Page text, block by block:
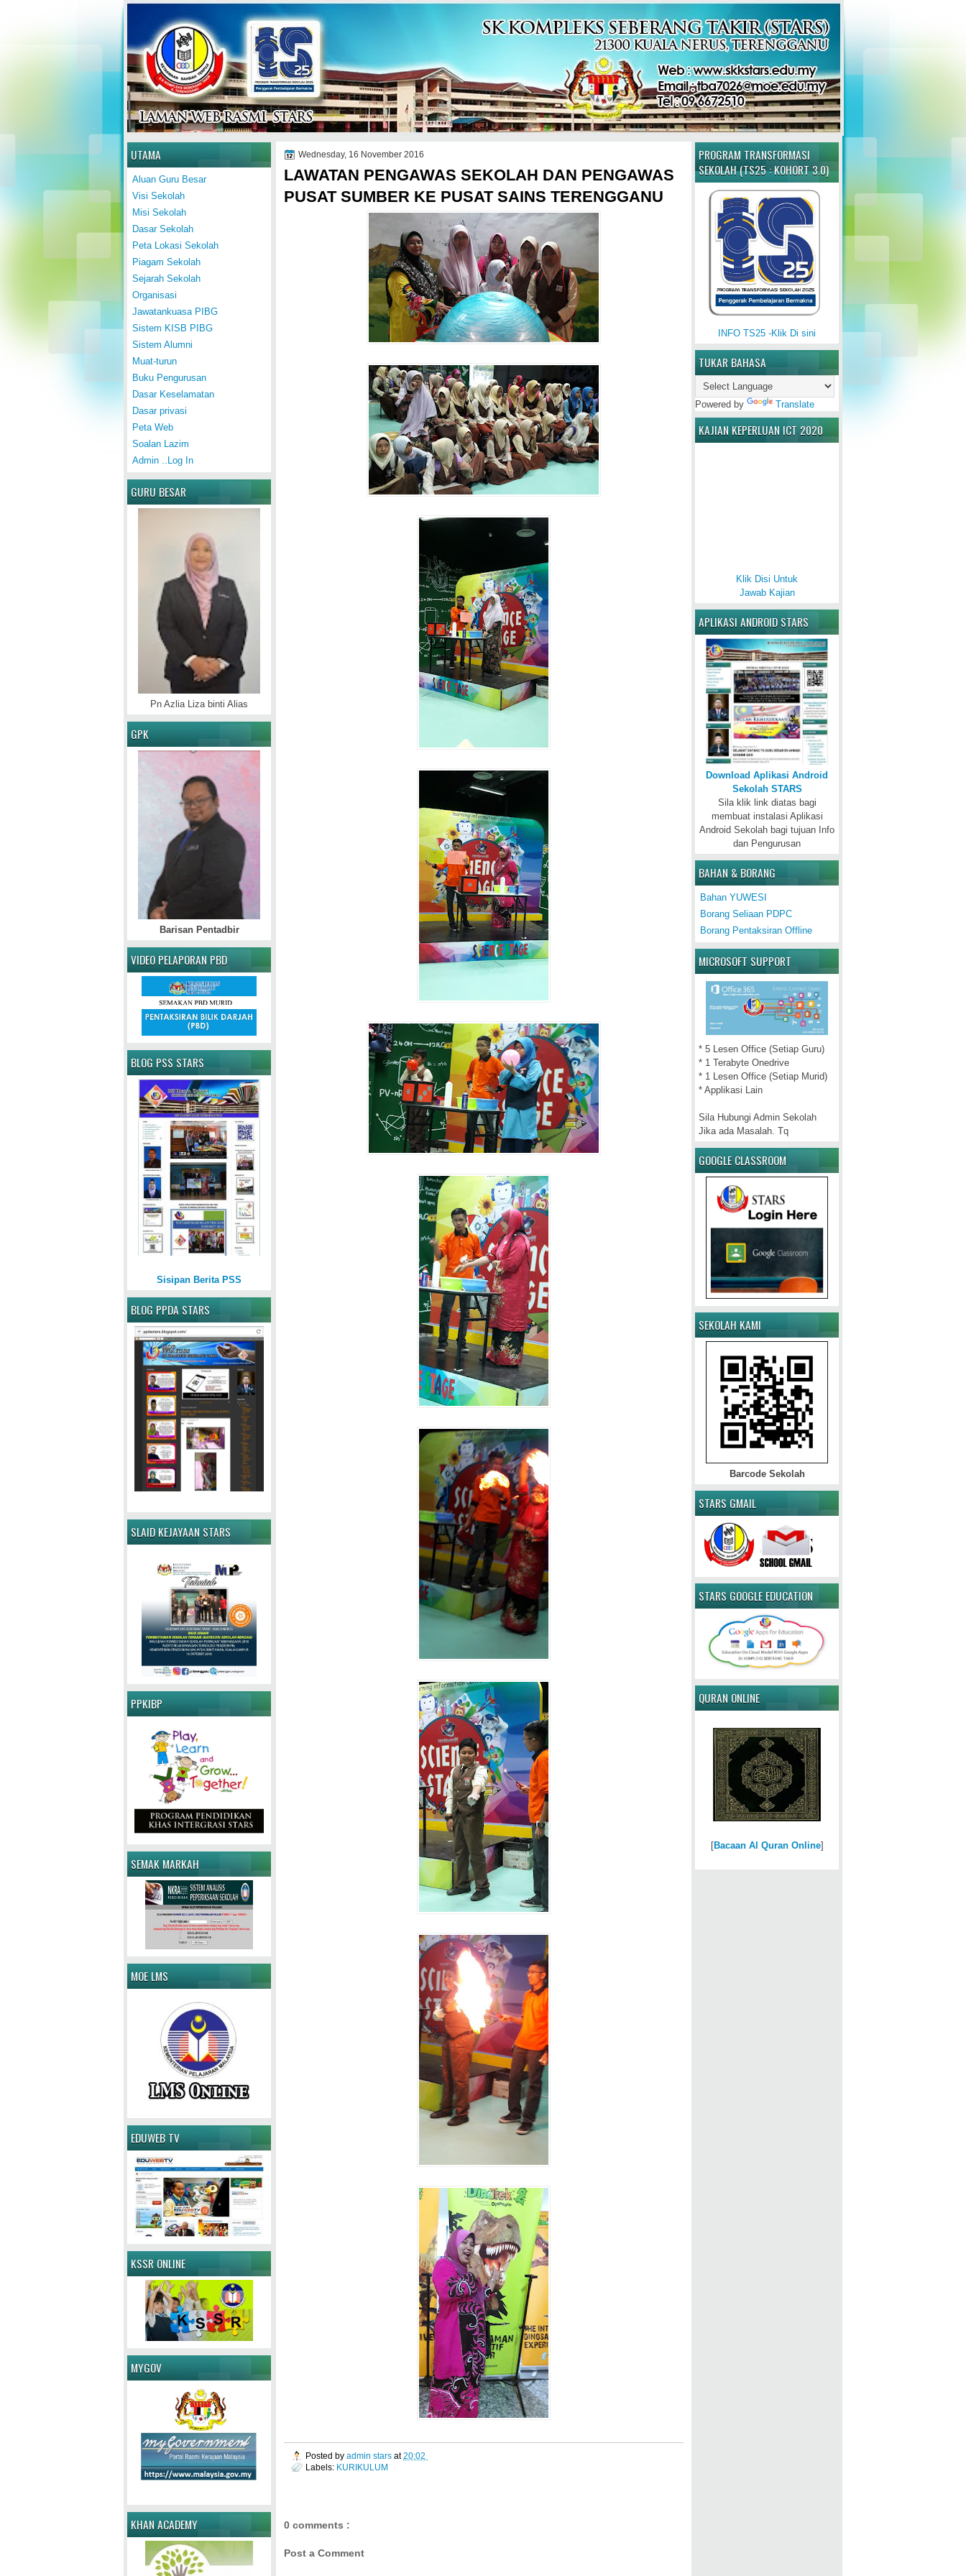
Home
PROGRAM TRANSFORMASI
SEKOLAH (TS25 : KOHORT 3.0)
INFO TS25 -Klik Di sini
TUKAR BAHASA
Powered by Translate
KAJIAN KEPERLUAN ICT 2020
Klik Disi Untuk
Jawab Kajian
APLIKASI ANDROID STARS
Download Aplikasi Android
Sekolah STARS
Sila klik link diatas bagi
membuat instalasi Aplikasi
Android Sekolah bagi tujuan Info
dan Pengurusan
BAHAN & BORANG
Bahan YUWESI
Borang Seliaan PDPC
Borang Pentaksiran Offline
MICROSOFT SUPPORT
* 5 Lesen Office (Setiap Guru)
* 1 Terabyte Onedrive
* 1 Lesen Office (Setiap Murid)
* Applikasi Lain
Sila Hubungi Admin Sekolah
Jika ada Masalah. Tq
GOOGLE CLASSROOM
SEKOLAH KAMI
Barcode Sekolah
STARS GMAIL
STARS GOOGLE EDUCATION
QURAN ONLINE
[Bacaan Al Quran Online]
Wednesday, 16 November 2016
LAWATAN PENGAWAS SEKOLAH DAN PENGAWAS
PUSAT SUMBER KE PUSAT SAINS TERENGGANU
Posted by admin stars at20:02
Labels: KURIKULUM
0 comments :
Post a Comment
UTAMA
Aluan Guru Besar
Visi Sekolah
Misi Sekolah
Dasar Sekolah
Peta Lokasi Sekolah
Piagam Sekolah
Sejarah Sekolah
Organisasi
Jawatankuasa PIBG
Sistem KISB PIBG
Sistem Alumni
Muat-turun
Buku Pengurusan
Dasar Keselamatan
Dasar privasi
Peta Web
Soalan Lazim
Admin ..Log In
GURU BESAR
Pn Azlia Liza binti Alias
GPK
Barisan Pentadbir
VIDEO PELAPORAN PBD
BLOG PSS STARS
Sisipan Berita PSS
BLOG PPDA STARS
SLAID KEJAYAAN STARS
PPKIBP
SEMAK MARKAH
MOE LMS
EDUWEB TV
KSSR ONLINE
MYGOV
KHAN ACADEMY